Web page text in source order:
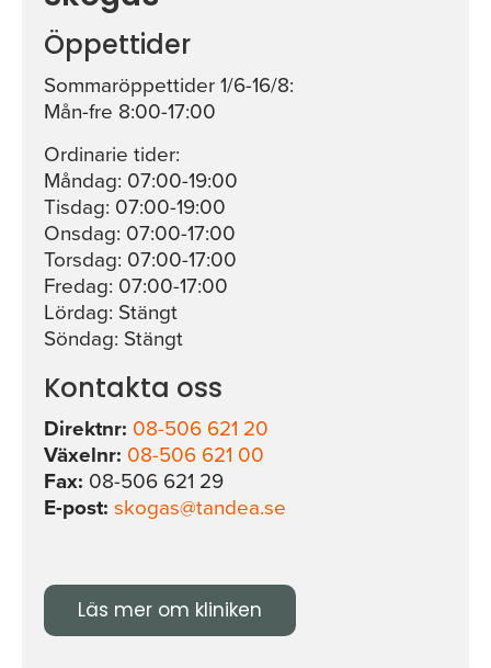
Öppettider
Sommaröppettider 1/6-16/8:
Mån-fre 8:00-17:00
Ordinarie tider:
Måndag: 07:00-19:00
Tisdag: 07:00-19:00
Onsdag: 07:00-17:00
Torsdag: 07:00-17:00
Fredag: 07:00-17:00
Lördag: Stängt
Söndag: Stängt
Kontakta oss
Direktnr: 08-506 621 20
Växelnr: 08-506 621 00
Fax: 08-506 621 29
E-post: skogas@tandea.se
Läs mer om kliniken